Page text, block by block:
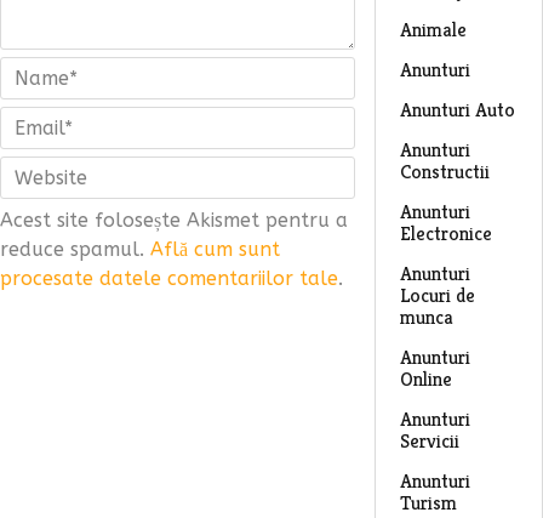
Acest site folosește Akismet pentru a
reduce spamul. Află cum sunt
procesate datele comentariilor tale.
Animale
Anunturi
Anunturi Auto
Anunturi
Constructii
Anunturi
Electronice
Anunturi
Locuri de
munca
Anunturi
Online
Anunturi
Servicii
Anunturi
Turism